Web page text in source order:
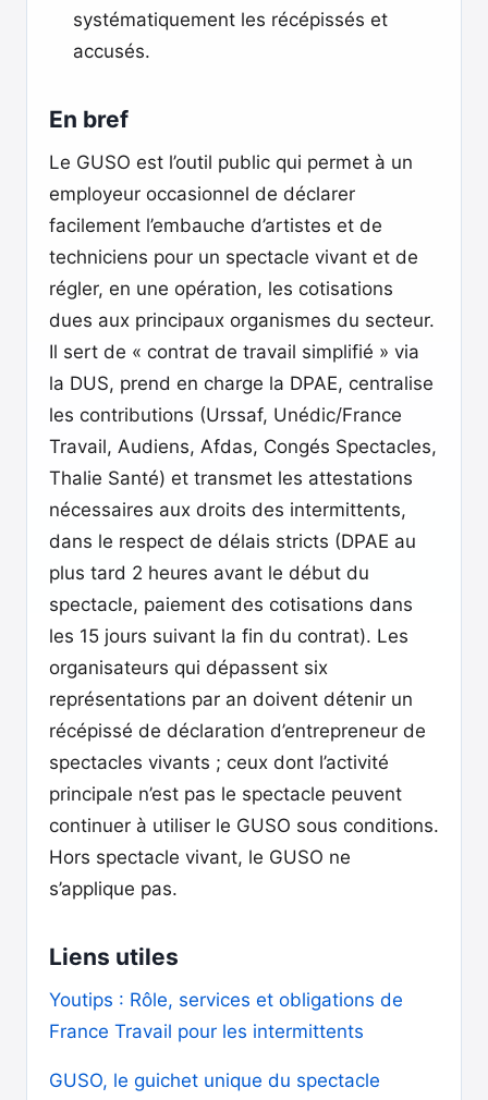
systématiquement les récépissés et
accusés.
En bref
Le GUSO est l’outil public qui permet à un
employeur occasionnel de déclarer
facilement l’embauche d’artistes et de
techniciens pour un spectacle vivant et de
régler, en une opération, les cotisations
dues aux principaux organismes du secteur.
Il sert de « contrat de travail simplifié » via
la DUS, prend en charge la DPAE, centralise
les contributions (Urssaf, Unédic/France
Travail, Audiens, Afdas, Congés Spectacles,
Thalie Santé) et transmet les attestations
nécessaires aux droits des intermittents,
dans le respect de délais stricts (DPAE au
plus tard 2 heures avant le début du
spectacle, paiement des cotisations dans
les 15 jours suivant la fin du contrat). Les
organisateurs qui dépassent six
représentations par an doivent détenir un
récépissé de déclaration d’entrepreneur de
spectacles vivants ; ceux dont l’activité
principale n’est pas le spectacle peuvent
continuer à utiliser le GUSO sous conditions.
Hors spectacle vivant, le GUSO ne
s’applique pas.
Liens utiles
Youtips : Rôle, services et obligations de
France Travail pour les intermittents
GUSO, le guichet unique du spectacle